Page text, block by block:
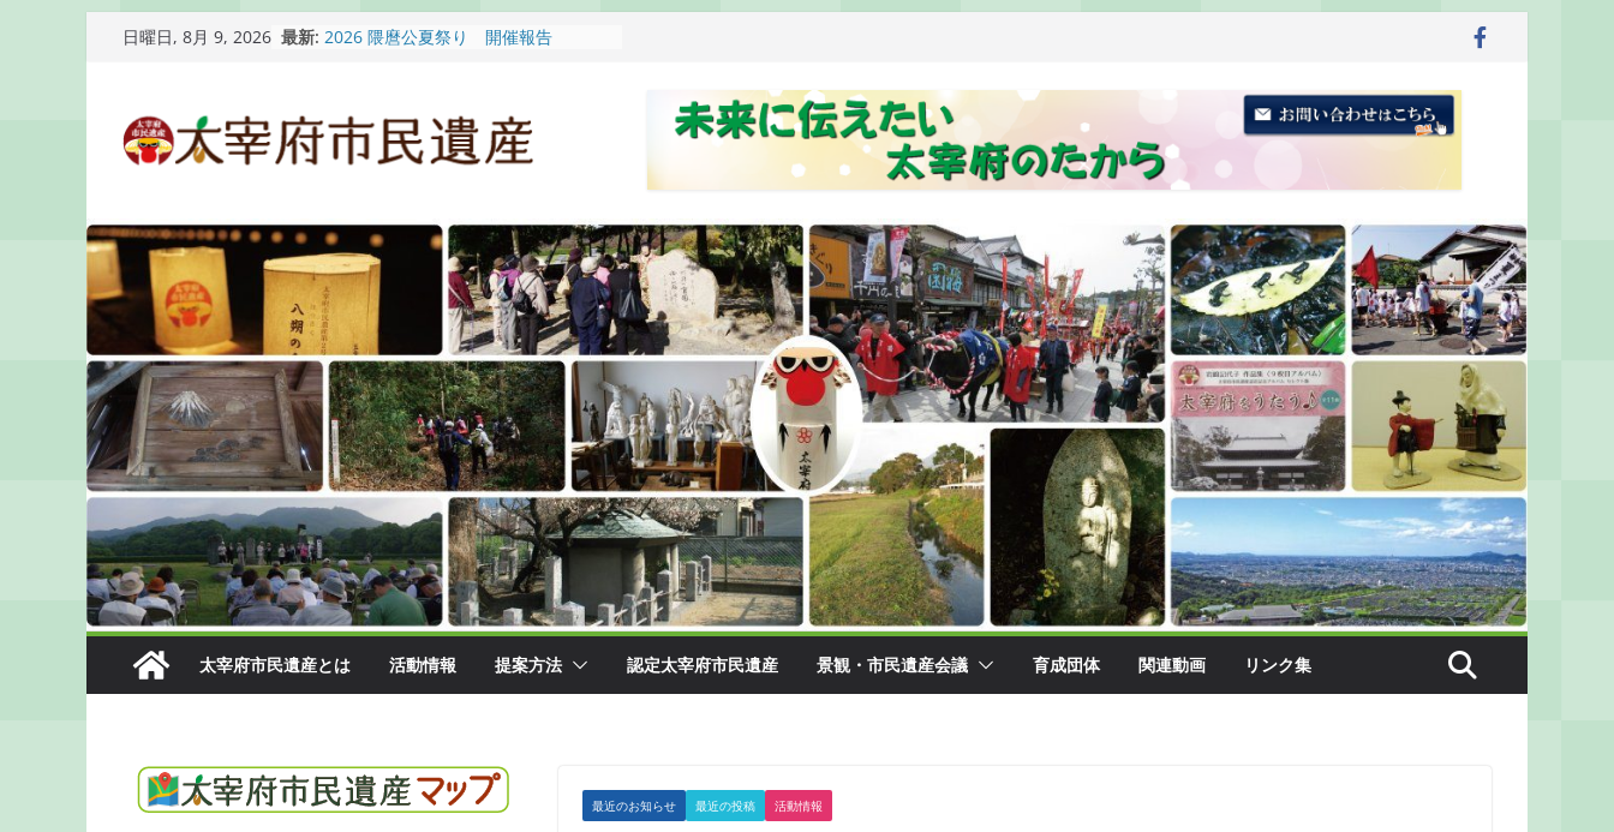
ス
ッ
プ
日曜日, 8月 9, 2026 最新: 2026 隈麿公夏祭り 開催報告
梅香苑夏まつり子どもみこし開催のお
知らせ
太宰府市民遺産とは 活動情報 提案方法 認定太宰府市民遺産 景観・市民遺産会議 育成団体 関連動画 リンク集
最近のお知らせ 最近の投稿 活動情報